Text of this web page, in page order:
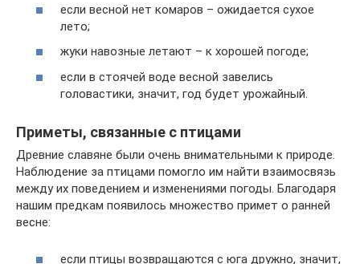
если весной нет комаров – ожидается сухое
лето;
жуки навозные летают – к хорошей погоде;
если в стоячей воде весной завелись
головастики, значит, год будет урожайный.
Приметы, связанные с птицами
Древние славяне были очень внимательными к природе.
Наблюдение за птицами помогло им найти взаимосвязь
между их поведением и изменениями погоды. Благодаря
нашим предкам появилось множество примет о ранней
весне:
если птицы возвращаются с юга дружно, значит,